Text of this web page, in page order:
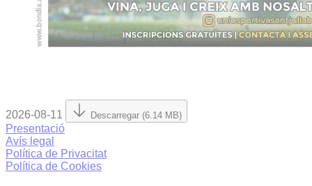
2026-08-11 Descarregar (6.14 MB)
Presentació
Avís legal
Política de Privacitat
Política de Cookies